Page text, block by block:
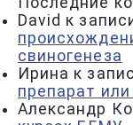
David к
свиногенеза
Ирина к
препарат
Александр